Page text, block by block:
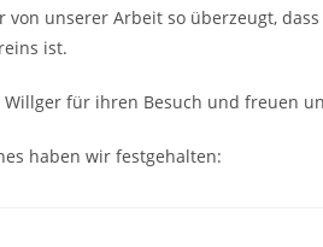
von unserer Arbeit so überzeugt,
ist.
für ihren Besuch und freuen
haben wir festgehalten: